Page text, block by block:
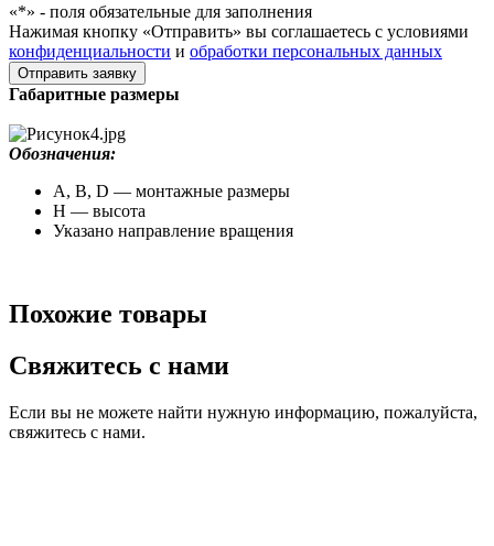
«*» - поля обязательные для заполнения
Нажимая кнопку «Отправить» вы соглашаетесь с условиями
конфиденциальности и обработки персональных данных
Габаритные размеры
Обозначения:
A, B, D — монтажные размеры
H — высота
Указано направление вращения
Похожие товары
Свяжитесь с нами
Если вы не можете найти нужную информацию, пожалуйста,
свяжитесь с нами.